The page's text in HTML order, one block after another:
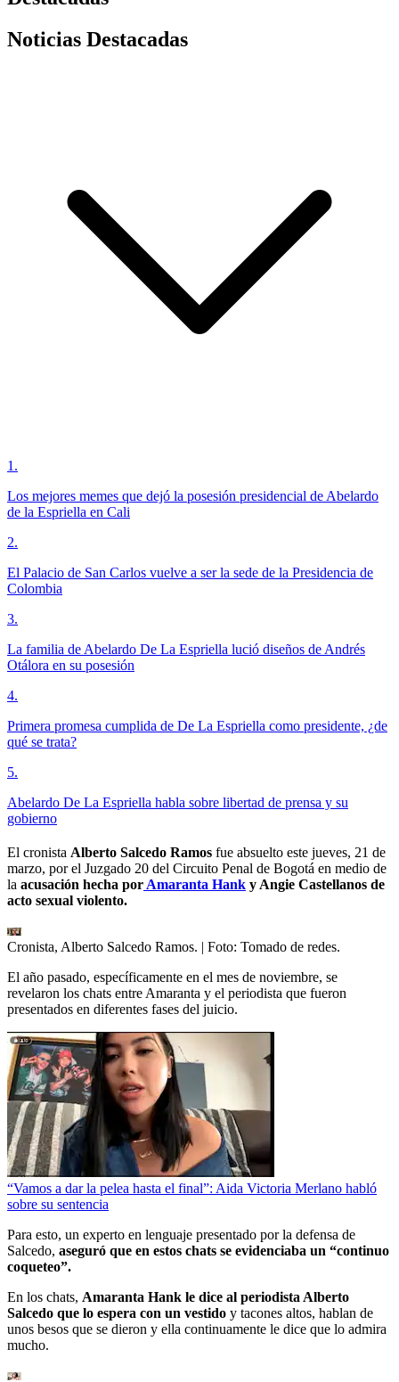
Noticias Destacadas
1 .
Los mejores memes que dejó la posesión presidencial de Abelardo
de la Espriella en Cali
2.
El Palacio de San Carlos vuelve a ser la sede de la Presidencia de
Colombia
3.
La familia de Abelardo De La Espriella lució diseños de Andrés
Otálora en su posesión
4.
Primera promesa cumplida de De La Espriella como presidente, ¿de
qué se trata?
5.
Abelardo De La Espriella habla sobre libertad de prensa y su
gobierno
El cronista Alberto Salcedo Ramos fue absuelto este jueves, 21 de
marzo, por el Juzgado 20 del Circuito Penal de Bogotá en medio de
la acusación hecha por Amaranta Hank y Angie Castellanos de
acto sexual violento.
Cronista, Alberto Salcedo Ramos. | Foto: Tomado de redes.
El año pasado, específicamente en el mes de noviembre, se
revelaron los chats entre Amaranta y el periodista que fueron
presentados en diferentes fases del juicio.
“Vamos a dar la pelea hasta el final”: Aida Victoria Merlano habló
sobre su sentencia
Para esto, un experto en lenguaje presentado por la defensa de
Salcedo, aseguró que en estos chats se evidenciaba un “continuo
coqueteo”.
En los chats, Amaranta Hank le dice al periodista Alberto
Salcedo que lo espera con un vestido y tacones altos, hablan de
unos besos que se dieron y ella continuamente le dice que lo admira
mucho.